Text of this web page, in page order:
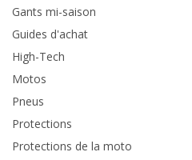
Gants mi-saison
Guides d'achat
High-Tech
Motos
Pneus
Protections
Protections de la moto